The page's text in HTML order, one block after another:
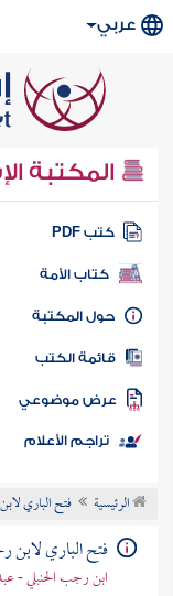
عربي
المكتبة
كتب PDF
كتاب الأمة
المكتبة
الكتب
موضوعي
تراجم الأعلام
الرئيسية فتح الباري
فتح الباري
ابن رجب الحنبلي -